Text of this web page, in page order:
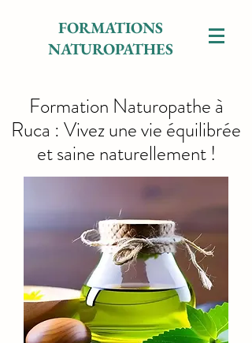
FORMATIONS
NATUROPATHES
Formation Naturopathe à
Ruca : Vivez une vie équilibrée
et saine naturellement !